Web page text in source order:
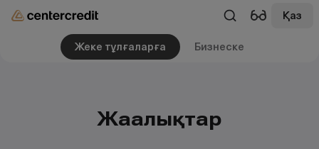
Қаз
Жеке тұлғаларға Бизнеске
Жаңалықтар